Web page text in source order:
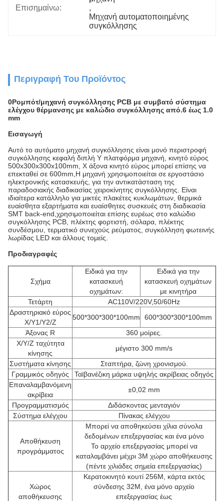
Επισημαίνω:
,
Μηχανή αυτοματοποιημένης
συγκόλλησης
Περιγραφή Του Προϊόντος
0Ρομπότ/μηχανή συγκόλλησης PCB με συμβατό σύστημα
ελέγχου θέρμανσης με καλώδιο συγκόλλησης από.6 έως 1.0
mm
Εισαγωγή
Αυτό το αυτόματο μηχανή συγκόλλησης είναι μονό περιστροφή
συγκόλλησης κεφαλή διπλή Y πλατφόρμα μηχανή, κινητό εύρος
500x300x300x100mm, X άξονα κινητό εύρος μπορεί επίσης να
επεκταθεί σε 600mm,Η μηχανή χρησιμοποιείται σε εργοστάσιο
ηλεκτρονικής κατασκευής, για την αντικατάσταση της
παραδοσιακής διαδικασίας χειροκίνητης συγκόλλησης. Είναι
ιδιαίτερα κατάλληλο για μικτές πλακέτες κυκλωμάτων, θερμικά
ευαίσθητα εξαρτήματα και ευαίσθητες συσκευές στη διαδικασία
SMT back-end,χρησιμοποιείται επίσης ευρέως στο καλώδιο
συγκόλλησης PCB, πλέκτης φορτιστή, σόλαρα, πλέκτης
συνδέσμου, τερματικό συνεχούς ρεύματος, συγκόλληση φωτεινής
λωρίδας LED και άλλους τομείς.
Προδιαγραφές
Σχήμα
Ειδικά για την
κατασκευή
οχημάτων:
Ειδικά για την
κατασκευή οχημάτων
με κινητήρα
Τετάρτη
AC110V/220V,50/60Hz
Δραστηριακό εύρος
X/Y1/Y2/Z
500*300*300*100mm
600*300*300*100mm
Άξονας R
360 μοίρες.
Χ/Υ/Ζ ταχύτητα
κίνησης
μέγιστο 300 mm/s
Συστήματα κίνησης
Σταπτήρα, ζώνη χρονισμού.
Γραμμικός οδηγός
Ταϊβανέζικη μάρκα υψηλής ακρίβειας οδηγός
Επαναλαμβανόμενη
ακρίβεια
±0,02 mm
Προγραμματισμός
Διδάσκοντας μενταγιόν
Σύστημα ελέγχου
Πίνακας ελέγχου
Αποθήκευση
προγράμματος
Μπορεί να αποθηκεύσει χίλια σύνολα
δεδομένων επεξεργασίας και ένα μόνο
Το αρχείο επεξεργασίας μπορεί να
καταλαμβάνει μέχρι 3M χώρο αποθήκευσης
(πέντε χιλιάδες σημεία επεξεργασίας)
Χώρος
αποθήκευσης
Κερατοκινητό κουτί 256M, κάρτα εκτός
σύνδεσης 32M, ένα μόνο αρχείο
επεξεργασίας έως